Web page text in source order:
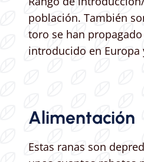
población. También
toro se han
introducido en Europa
Alimentación
Estas ranas son